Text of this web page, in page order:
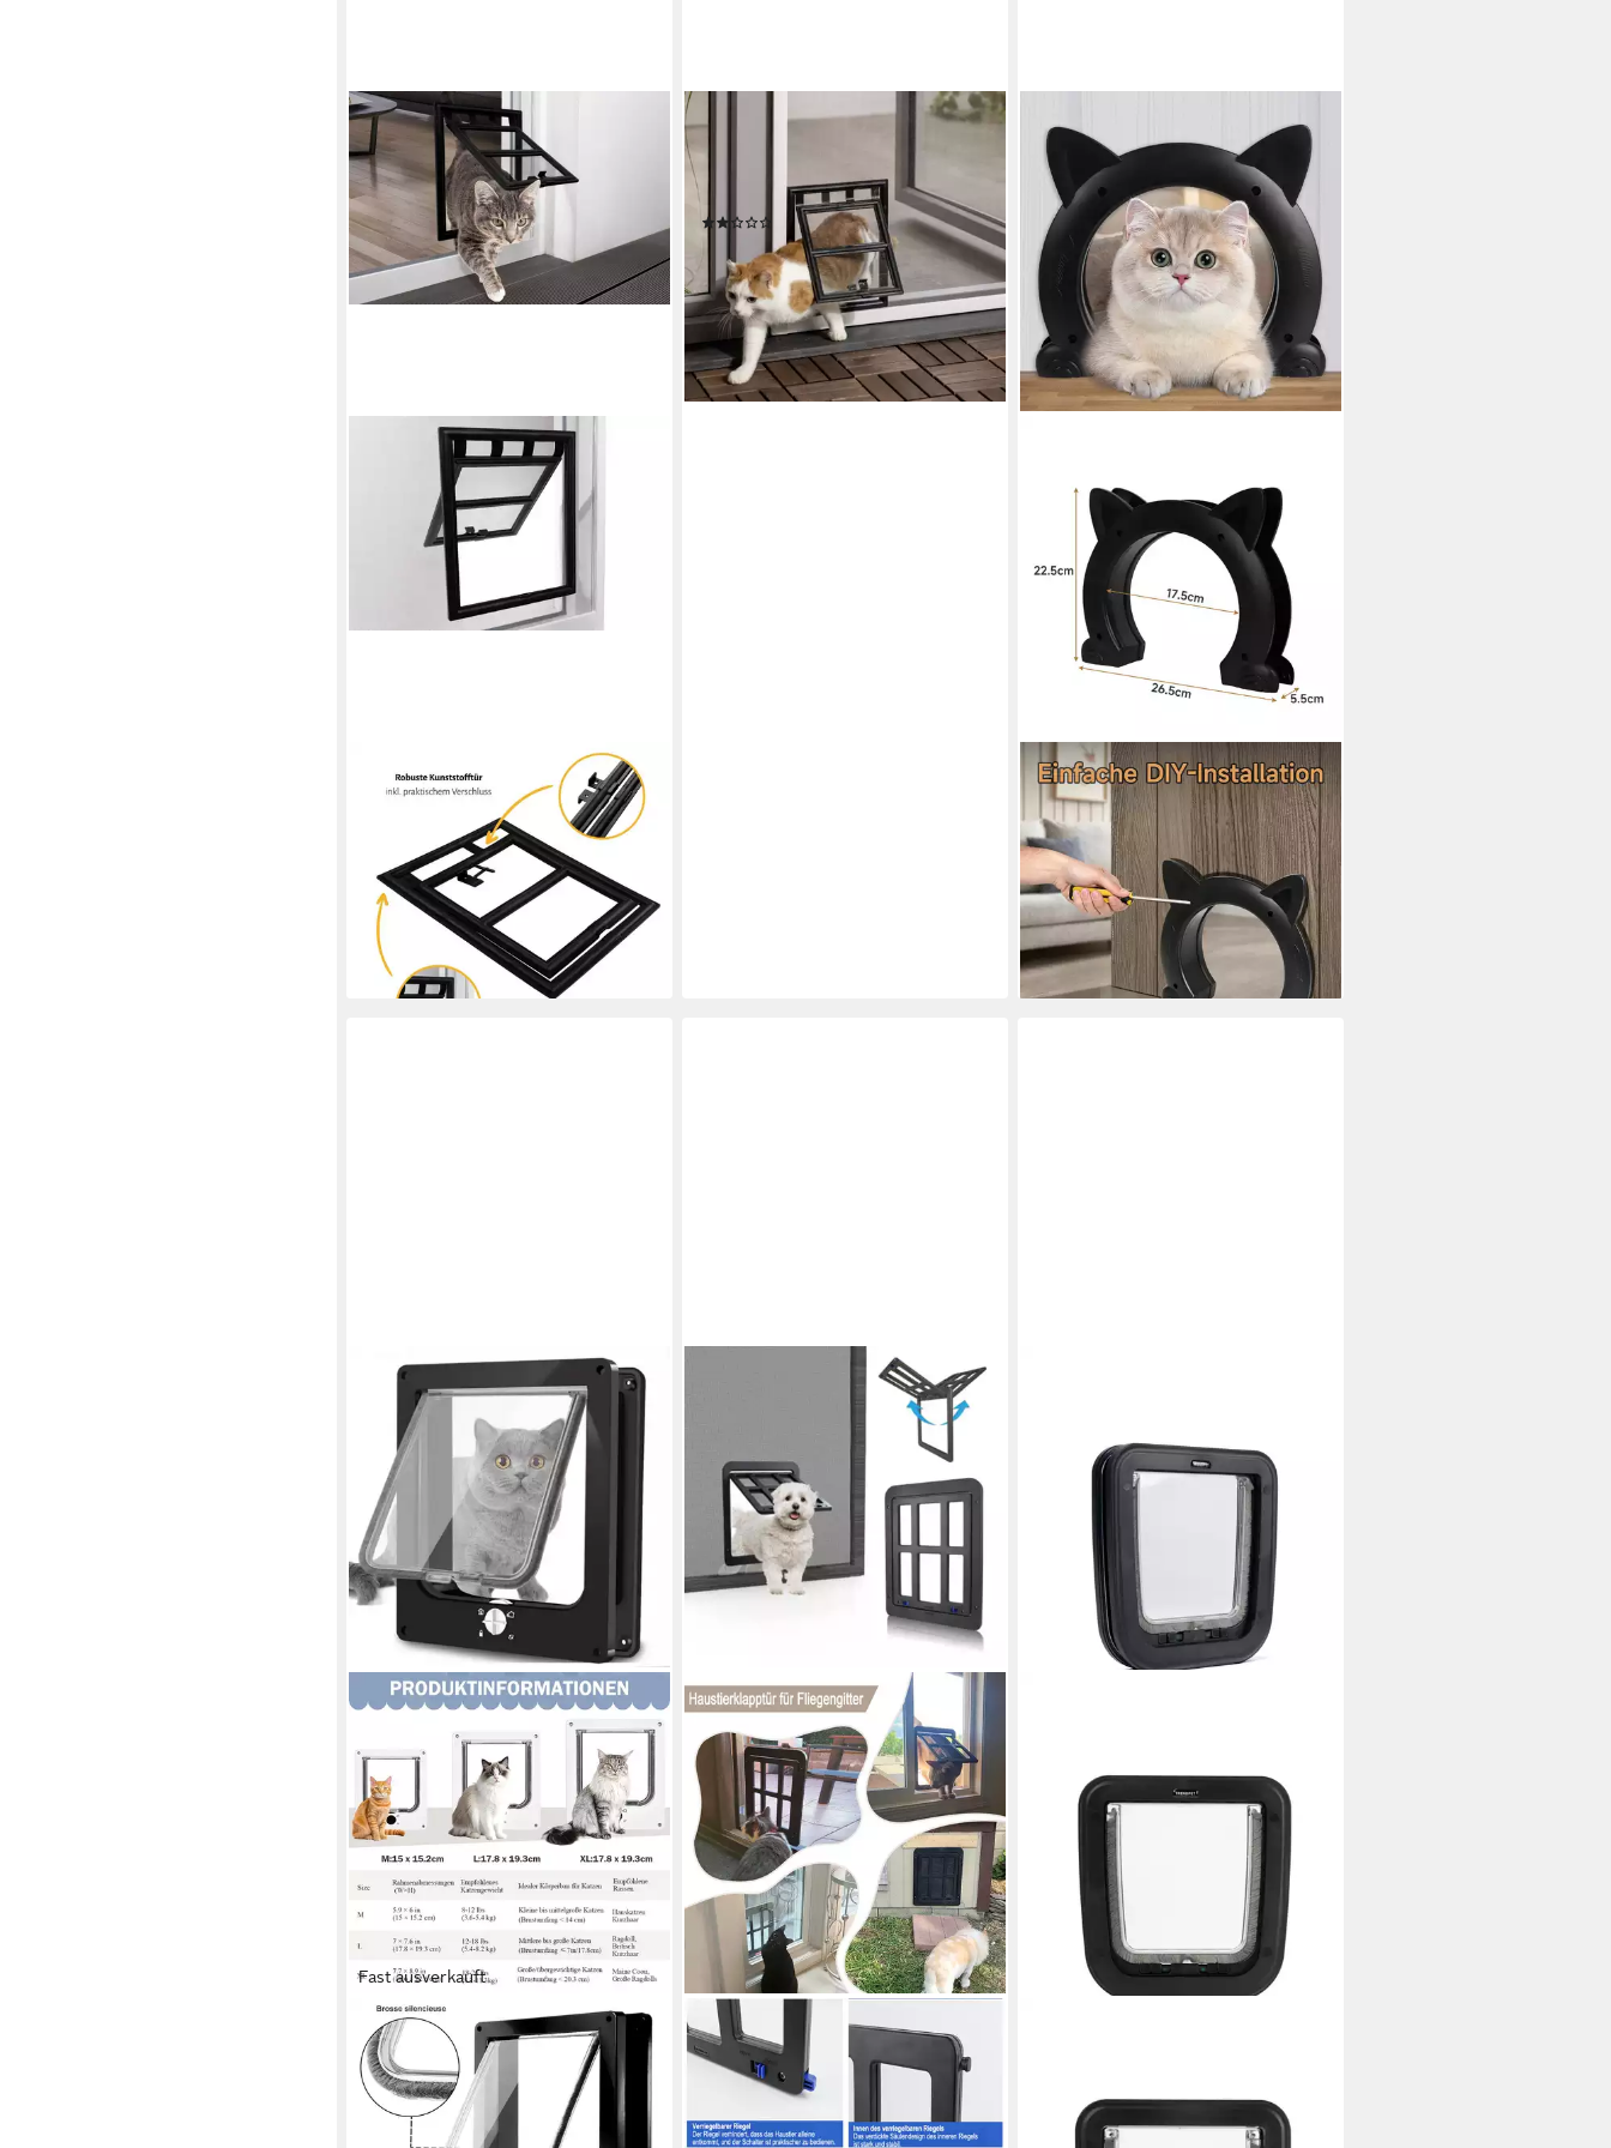
Katzenklappe, Für Katzen
lieferbar - in 4-5 Werktagen bei dir
Fliegenschutzfenster 24
lieferbar - in 3-4 Werktagen bei dir
OSTWOLKE
Katzenklappe L-XL Katzentür
Innentür Haustiertür für
Innenbereich Katzen Kätzchen
18,99 € UVP29,99 €
-37%
lieferbar - in 2-3 Werktagen bei dir
Fast ausverkauft
TUWENA
Katzenklappe Katzenklappe 4 Wege
Magnet-Verschluss,Wetterfest für
Innen-/Außentüren, Silent manuelle
Haustierklappe innentür in
LEDANDER
Katzenklappe Haustierklappe für
Fliegengitter, Katzenklappe Innentür
Magneten, Katzenklappe,
14,99 €
lieferbar - in 2-3 Werktagen bei dir